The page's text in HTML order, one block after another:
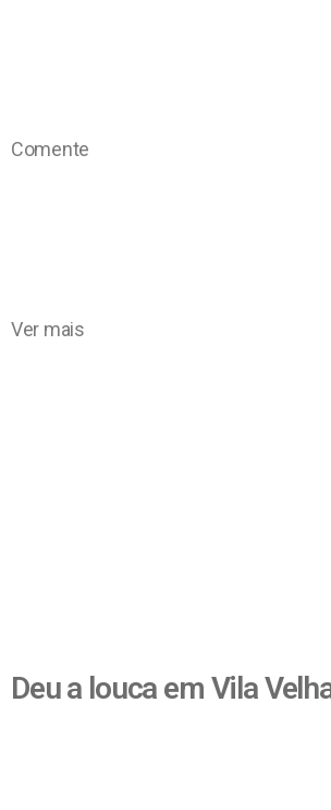
Comente
Ver mais
Deu a louca em Vila